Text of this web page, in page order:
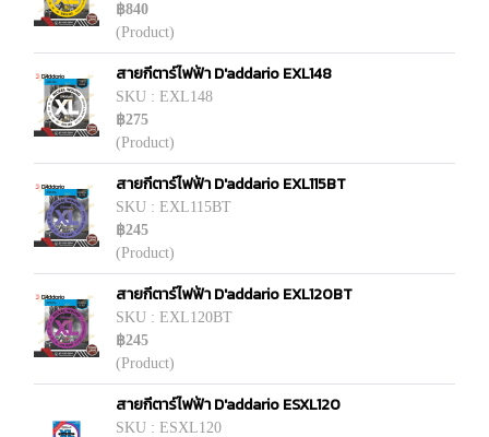
฿840
(Product)
สายกีตาร์ไฟฟ้า D'addario EXL148
SKU : EXL148
฿275
(Product)
สายกีตาร์ไฟฟ้า D'addario EXL115BT
SKU : EXL115BT
฿245
(Product)
สายกีตาร์ไฟฟ้า D'addario EXL120BT
SKU : EXL120BT
฿245
(Product)
สายกีตาร์ไฟฟ้า D'addario ESXL120
SKU : ESXL120